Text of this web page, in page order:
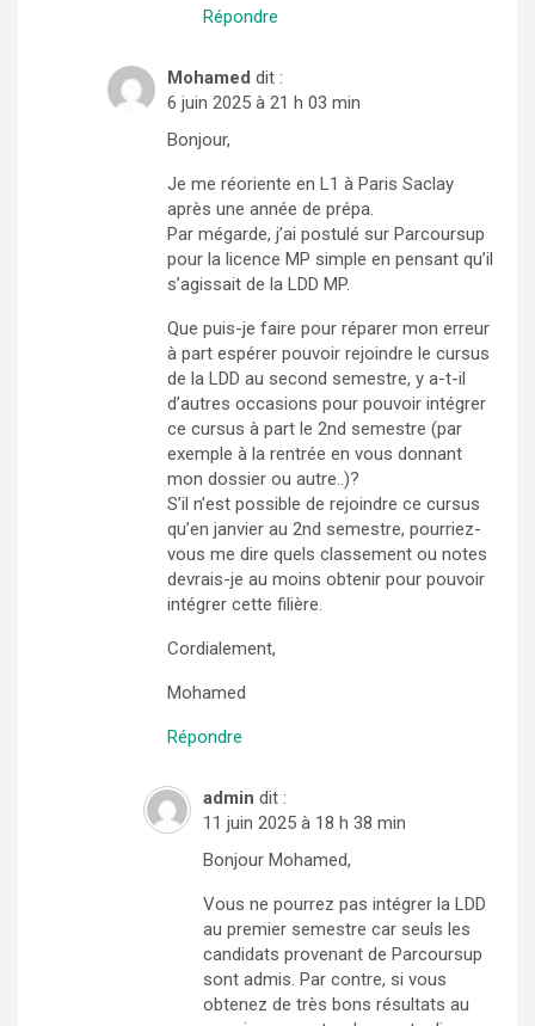
Répondre
Mohamed dit :
6 juin 2025 à 21 h 03 min
Bonjour,
Je me réoriente en L1 à Paris Saclay
après une année de prépa.
Par mégarde, j’ai postulé sur Parcoursup
pour la licence MP simple en pensant qu’il
s’agissait de la LDD MP.
Que puis-je faire pour réparer mon erreur
à part espérer pouvoir rejoindre le cursus
de la LDD au second semestre, y a-t-il
d’autres occasions pour pouvoir intégrer
ce cursus à part le 2nd semestre (par
exemple à la rentrée en vous donnant
mon dossier ou autre..)?
S’il n’est possible de rejoindre ce cursus
qu’en janvier au 2nd semestre, pourriez-
vous me dire quels classement ou notes
devrais-je au moins obtenir pour pouvoir
intégrer cette filière.
Cordialement,
Mohamed
Répondre
admin dit :
11 juin 2025 à 18 h 38 min
Bonjour Mohamed,
Vous ne pourrez pas intégrer la LDD
au premier semestre car seuls les
candidats provenant de Parcoursup
sont admis. Par contre, si vous
obtenez de très bons résultats au